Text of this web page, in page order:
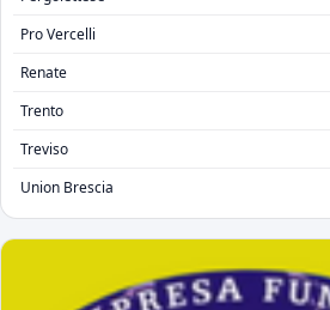
Pro Vercelli
Renate
Trento
Treviso
Union Brescia